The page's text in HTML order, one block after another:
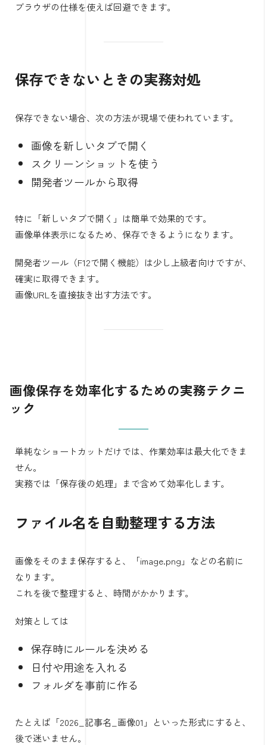
ブラウザの仕様を使えば回避できます。
保存できないときの実務対処
保存できない場合、次の方法が現場で使われています。
画像を新しいタブで開く
スクリーンショットを使う
開発者ツールから取得
特に「新しいタブで開く」は簡単で効果的です。
画像単体表示になるため、保存できるようになります。
開発者ツール（F12で開く機能）は少し上級者向けですが、
確実に取得できます。
画像URLを直接抜き出す方法です。
画像保存を効率化するための実務テクニ
ック
単純なショートカットだけでは、作業効率は最大化できま
せん。
実務では「保存後の処理」まで含めて効率化します。
ファイル名を自動整理する方法
画像をそのまま保存すると、「image.png」などの名前に
なります。
これを後で整理すると、時間がかかります。
対策としては
保存時にルールを決める
日付や用途を入れる
フォルダを事前に作る
たとえば「2026_記事名_画像01」といった形式にすると、
後で迷いません。